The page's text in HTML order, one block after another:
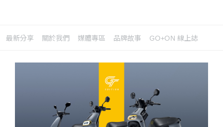
最新分享 關於我們 媒體專區 品牌故事 GO+ON 線上誌